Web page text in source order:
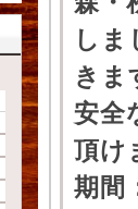
しま
きま
安全
頂け
期間